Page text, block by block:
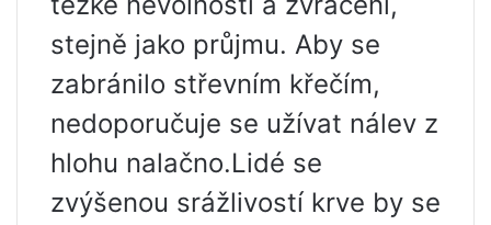
stejně jako průjmu. Aby se
zabránilo střevním křečím,
nedoporučuje se užívat nálev z
hlohu nalačno.Lidé se
zvýšenou srážlivostí krve by se